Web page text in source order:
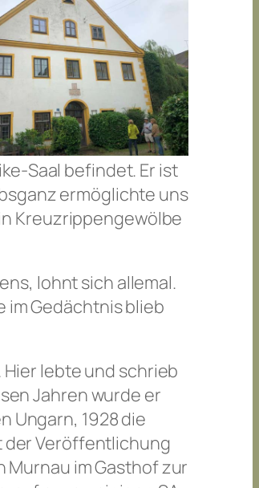
Saal befindet. Er ist
ermöglichte uns
Kreuzrippengewölbe
lohnt sich allemal.
im Gedächtnis blieb
lebte und schrieb
Jahren wurde er
Ungarn, 1928 die
der Veröffentlichung
Murnau im Gasthof zur